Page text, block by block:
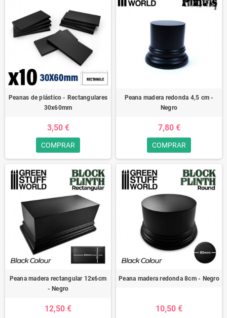
Peanas de plástico - Rectangulares
30x60mm
3,50 €
COMPRAR
Peana madera redonda 4,5 cm -
Negro
7,80 €
COMPRAR
Peana madera rectangular 12x6cm
- Negro
12,50 €
Peana madera redonda 8cm - Negro
10,50 €